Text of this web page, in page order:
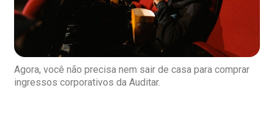
Agora, você não precisa nem sair de casa para comprar
ingressos corporativos da Auditar.